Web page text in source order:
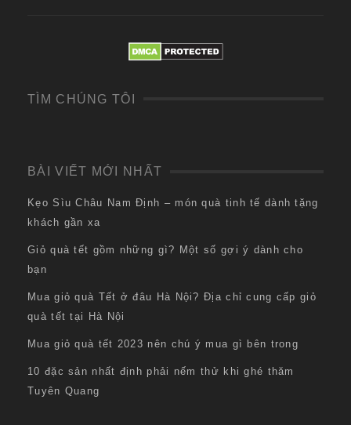
TÌM CHÚNG TÔI
BÀI VIẾT MỚI NHẤT
Kẹo Sìu Châu Nam Định – món quà tinh tế dành tặng
khách gần xa
Giỏ quà tết gồm những gì? Một số gợi ý dành cho
bạn
Mua giỏ quà Tết ở đâu Hà Nội? Địa chỉ cung cấp giỏ
quà tết tại Hà Nội
Mua giỏ quà tết 2023 nên chú ý mua gì bên trong
10 đặc sản nhất định phải nếm thử khi ghé thăm
Tuyên Quang